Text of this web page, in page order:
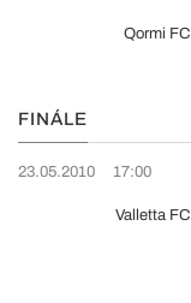
Qormi FC
FINÁLE
23.05.2010 17:00
Valletta FC